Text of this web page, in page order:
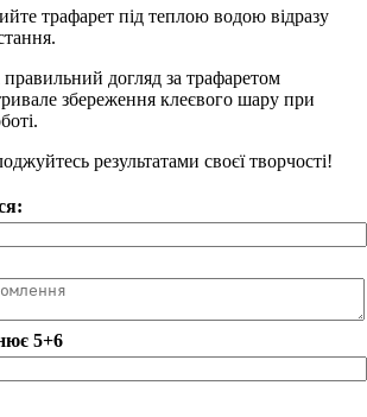
трафарет пiд теплою водою вiдразу
догляд за трафаретом
збереження клеєвого шару при
результатами своєї творчостi!
5+6